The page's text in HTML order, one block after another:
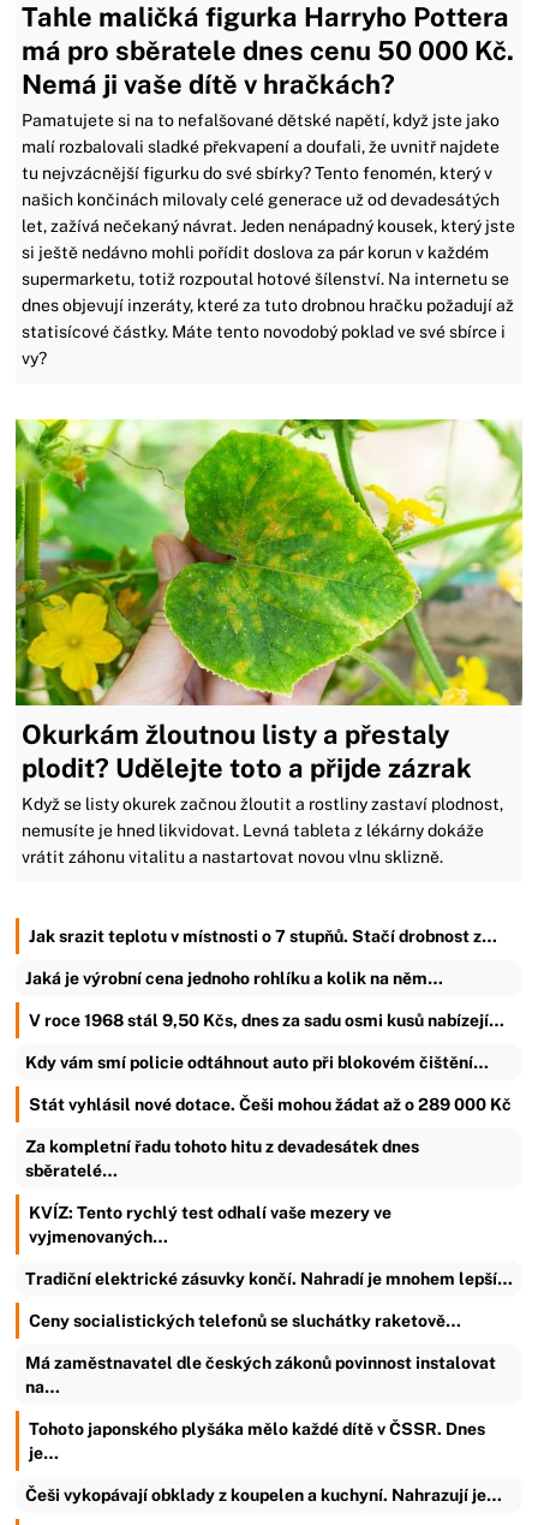
Tahle maličká figurka Harryho Pottera
má pro sběratele dnes cenu 50 000 Kč.
Nemá ji vaše dítě v hračkách?
Pamatujete si na to nefalšované dětské napětí, když jste jako
malí rozbalovali sladké překvapení a doufali, že uvnitř najdete
tu nejvzácnější figurku do své sbírky? Tento fenomén, který v
našich končinách milovaly celé generace už od devadesátých
let, zažívá nečekaný návrat. Jeden nenápadný kousek, který jste
si ještě nedávno mohli pořídit doslova za pár korun v každém
supermarketu, totiž rozpoutal hotové šílenství. Na internetu se
dnes objevují inzeráty, které za tuto drobnou hračku požadují až
statisícové částky. Máte tento novodobý poklad ve své sbírce i
vy?
Okurkám žloutnou listy a přestaly
plodit? Udělejte toto a přijde zázrak
Když se listy okurek začnou žloutit a rostliny zastaví plodnost,
nemusíte je hned likvidovat. Levná tableta z lékárny dokáže
vrátit záhonu vitalitu a nastartovat novou vlnu sklizně.
Jak srazit teplotu v místnosti o 7 stupňů. Stačí drobnost z…
Jaká je výrobní cena jednoho rohlíku a kolik na něm…
V roce 1968 stál 9,50 Kčs, dnes za sadu osmi kusů nabízejí…
Kdy vám smí policie odtáhnout auto při blokovém čištění…
Stát vyhlásil nové dotace. Češi mohou žádat až o 289 000 Kč
Za kompletní řadu tohoto hitu z devadesátek dnes
sběratelé…
KVÍZ: Tento rychlý test odhalí vaše mezery ve
vyjmenovaných…
Tradiční elektrické zásuvky končí. Nahradí je mnohem lepší…
Ceny socialistických telefonů se sluchátky raketově…
Má zaměstnavatel dle českých zákonů povinnost instalovat
na…
Tohoto japonského plyšáka mělo každé dítě v ČSSR. Dnes
je…
Češi vykopávají obklady z koupelen a kuchyní. Nahrazují je…